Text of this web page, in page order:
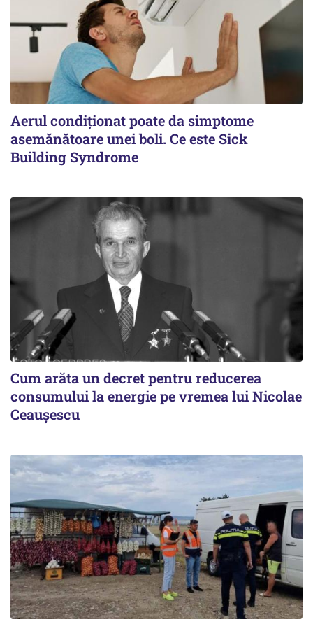
Aerul condiționat poate da simptome
asemănătoare unei boli. Ce este Sick
Building Syndrome
Cum arăta un decret pentru reducerea
consumului la energie pe vremea lui Nicolae
Ceaușescu